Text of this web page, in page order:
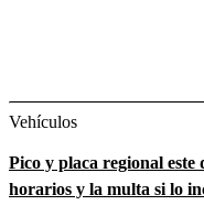
Vehículos
Pico y placa regional este
horarios y la multa si lo